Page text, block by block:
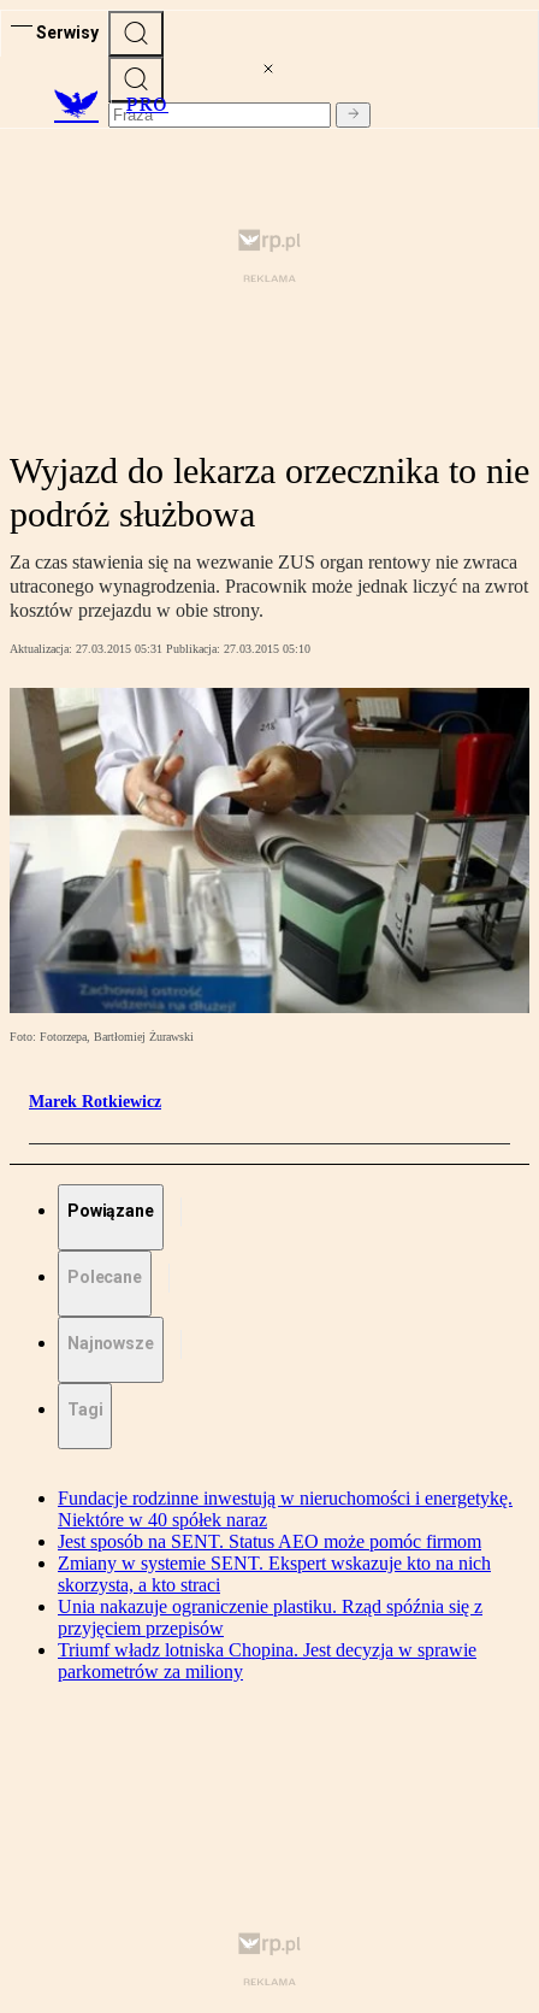
Serwisy
PRO
Wyjazd do lekarza orzecznika to nie
podróż służbowa
Za czas stawienia się na wezwanie ZUS organ rentowy nie zwraca
utraconego wynagrodzenia. Pracownik może jednak liczyć na zwrot
kosztów przejazdu w obie strony.
Aktualizacja: 27.03.2015 05:31 Publikacja: 27.03.2015 05:10
Foto: Fotorzepa, Bartłomiej Żurawski
Marek Rotkiewicz
Powiązane
Polecane
Najnowsze
Tagi
Fundacje rodzinne inwestują w nieruchomości i energetykę.
Niektóre w 40 spółek naraz
Jest sposób na SENT. Status AEO może pomóc firmom
Zmiany w systemie SENT. Ekspert wskazuje kto na nich
skorzysta, a kto straci
Unia nakazuje ograniczenie plastiku. Rząd spóźnia się z
przyjęciem przepisów
Triumf władz lotniska Chopina. Jest decyzja w sprawie
parkometrów za miliony